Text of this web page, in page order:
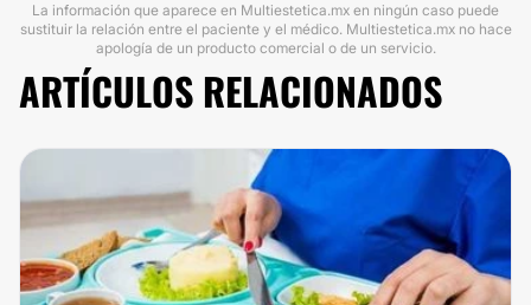
La información que aparece en Multiestetica.mx en ningún caso puede
sustituir la relación entre el paciente y el médico. Multiestetica.mx no hace
apología de un producto comercial o de un servicio.
ARTÍCULOS RELACIONADOS